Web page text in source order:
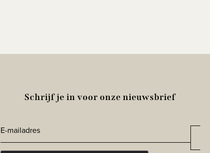
Schrijf je in voor onze nieuwsbrief
E-
mailadres*